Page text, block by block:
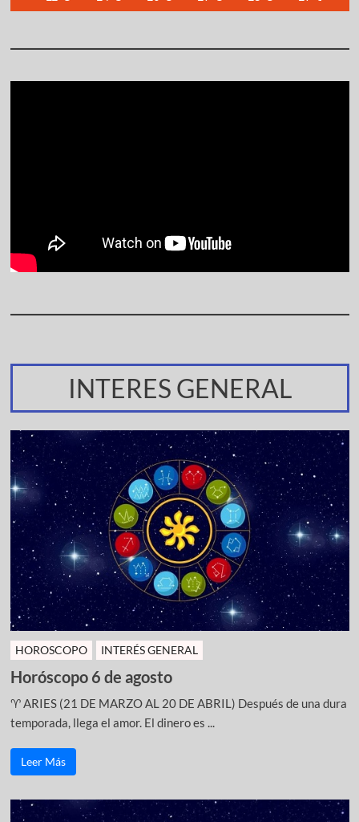
INTERES GENERAL
HOROSCOPO INTERÉS GENERAL
Horóscopo 6 de agosto
♈ ARIES (21 DE MARZO AL 20 DE ABRIL) Después de una dura
temporada, llega el amor. El dinero es ...
Leer Más